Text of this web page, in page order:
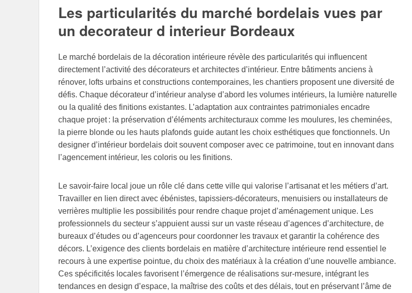
Les particularités du marché bordelais vues par
un decorateur d interieur Bordeaux
Le marché bordelais de la décoration intérieure révèle des particularités qui influencent
directement l’activité des décorateurs et architectes d’intérieur. Entre bâtiments anciens à
rénover, lofts urbains et constructions contemporaines, les chantiers proposent une diversité de
défis. Chaque décorateur d’intérieur analyse d’abord les volumes intérieurs, la lumière naturelle
ou la qualité des finitions existantes. L’adaptation aux contraintes patrimoniales encadre
chaque projet : la préservation d’éléments architecturaux comme les moulures, les cheminées,
la pierre blonde ou les hauts plafonds guide autant les choix esthétiques que fonctionnels. Un
designer d’intérieur bordelais doit souvent composer avec ce patrimoine, tout en innovant dans
l’agencement intérieur, les coloris ou les finitions.
Le savoir-faire local joue un rôle clé dans cette ville qui valorise l’artisanat et les métiers d’art.
Travailler en lien direct avec ébénistes, tapissiers-décorateurs, menuisiers ou installateurs de
verrières multiplie les possibilités pour rendre chaque projet d’aménagement unique. Les
professionnels du secteur s’appuient aussi sur un vaste réseau d’agences d’architecture, de
bureaux d’études ou d’agenceurs pour coordonner les travaux et garantir la cohérence des
décors. L’exigence des clients bordelais en matière d’architecture intérieure rend essentiel le
recours à une expertise pointue, du choix des matériaux à la création d’une nouvelle ambiance.
Ces spécificités locales favorisent l’émergence de réalisations sur-mesure, intégrant les
tendances en design d’espace, la maîtrise des coûts et des délais, tout en préservant l’âme de